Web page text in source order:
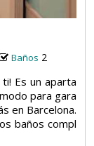
Baños 2
Es un aparta
para gara
en Barcelona.
baños compl